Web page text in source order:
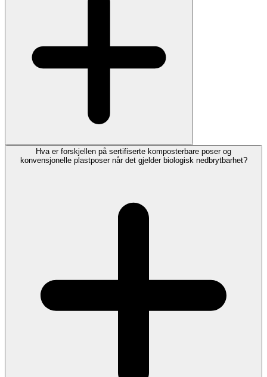
Hva er forskjellen på sertifiserte komposterbare poser og
konvensjonelle plastposer når det gjelder biologisk nedbrytbarhet?